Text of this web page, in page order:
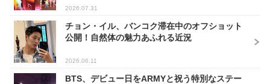
2026.07.31
チョン・イル、バンコク滞在中のオフショット
公開！自然体の魅力あふれる近況
2026.06.11
BTS、デビュー日をARMYと祝う特別なステー